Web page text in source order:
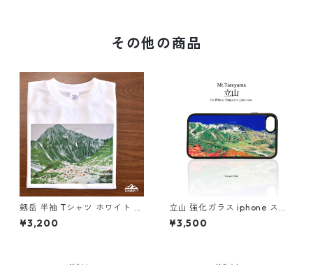
その他の商品
剱岳 半袖 Tシャツ ホワイト ド
ライ 吸水速乾 山 登山 山Tシャ
ツ 山のイラスト
¥3,200
立山 強化ガラス iphone スマ
ホケース スマホカバーアウト
ドア 登山 山 ブルー 青
¥3,500